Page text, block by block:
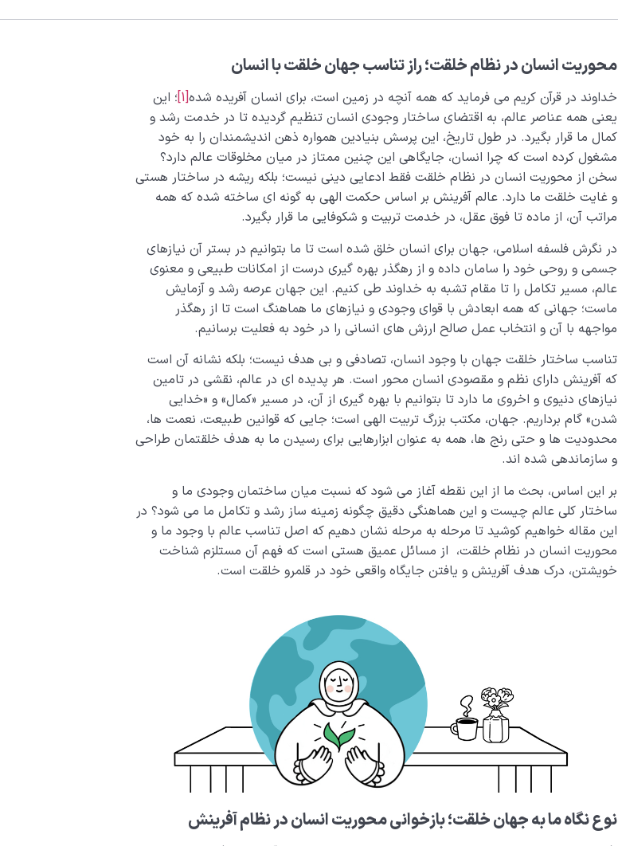
محوریت انسان در نظام خلقت؛ راز تناسب جهان خلقت با انسان
خداوند در قرآن کریم می فرماید که همه آنچه در زمین است، برای انسان آفریده شده[1] ؛ این
یعنی همه عناصر عالم، به اقتضای ساختار وجودی انسان تنظیم گردیده تا در خدمت رشد و
کمال ما قرار بگیرد. در طول تاریخ، این پرسش بنیادین همواره ذهن اندیشمندان را به خود
مشغول کرده است که چرا انسان، جایگاهی این چنین ممتاز در میان مخلوقات عالم دارد؟
سخن از محوریت انسان در نظام خلقت فقط ادعایی دینی نیست؛ بلکه ریشه در ساختار هستی
و غایت خلقت ما دارد. عالم آفرینش بر اساس حکمت الهی به گونه ای ساخته شده که همه
مراتب آن، از ماده تا فوق عقل، در خدمت تربیت و شکوفایی ما قرار بگیرد.
در نگرش فلسفه اسلامی، جهان برای انسان خلق شده است تا ما بتوانیم در بستر آن نیازهای
جسمی و روحی خود را سامان داده و از رهگذر بهره گیری درست از امکانات طبیعی و معنوی
عالم، مسیر تکامل را تا مقام تشبه به خداوند طی کنیم. این جهان عرصه رشد و آزمایش
ماست؛ جهانی که همه ابعادش با قوای وجودی و نیازهای ما هماهنگ است تا از رهگذر
مواجهه با آن و انتخاب عمل صالح ارزش های انسانی را در خود به فعلیت برسانیم.
تناسب ساختار خلقت جهان با وجود انسان، تصادفی و بی هدف نیست؛ بلکه نشانه آن است
که آفرینش دارای نظم و مقصودی انسان محور است. هر پدیده ای در عالم، نقشی در تامین
نیازهای دنیوی و اخروی ما دارد تا بتوانیم با بهره گیری از آن، در مسیر «کمال» و «خدایی
شدن» گام برداریم. جهان، مکتب بزرگ تربیت الهی است؛ جایی که قوانین طبیعت، نعمت ها،
محدودیت ها و حتی رنج ها، همه به عنوان ابزارهایی برای رسیدن ما به هدف خلقتمان طراحی
و سازماندهی شده اند.
بر این اساس، بحث ما از این نقطه آغاز می شود که نسبت میان ساختمان وجودی ما و
ساختار کلی عالم چیست و این هماهنگی دقیق چگونه زمینه ساز رشد و تکامل ما می شود؟ در
این مقاله خواهیم کوشید تا مرحله به مرحله نشان دهیم که اصل تناسب عالم با وجود ما و
محوریت انسان در نظام خلقت، از مسائل عمیق هستی است که فهم آن مستلزم شناخت
خویشتن، درک هدف آفرینش و یافتن جایگاه واقعی خود در قلمرو خلقت است.
نوعنگاه ما به جهان خلقت؛ بازخوانی محوریت انسان در نظام آفرینش